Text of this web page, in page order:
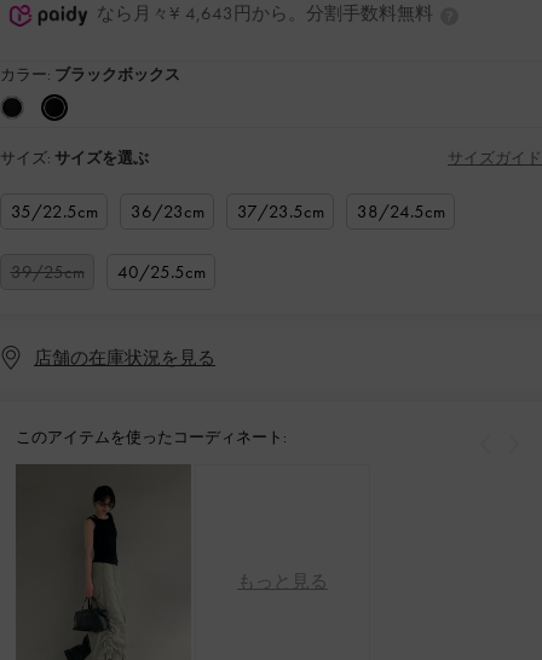
なら月々¥ 4,643円から。分割手数料無料
カラー: ブラックボックス
サイズ: サイズを選ぶ サイズガイド
35/22.5cm 36/23cm 37/23.5cm 38/24.5cm
39/25cm 40/25.5cm
店舗の在庫状況を見る
このアイテムを使ったコーディネート:
もっと見る